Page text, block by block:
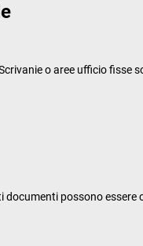
o aree ufficio fisse
possono essere